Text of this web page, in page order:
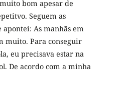
bom apesar de
Seguem as
apontei: As manhãs em
muito. Para conseguir
eu precisava estar na
De acordo com a minha